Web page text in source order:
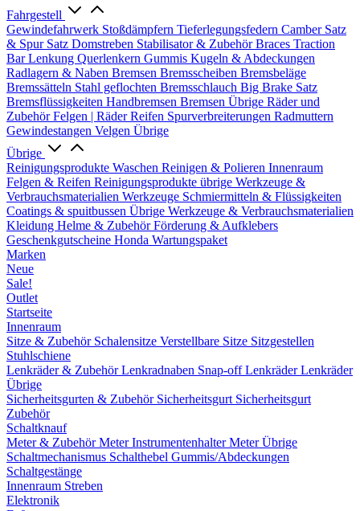
Fahrgestell
Gewindefahrwerk Stoßdämpfern Tieferlegungsfedern Camber Satz
& Spur Satz Domstreben Stabilisator & ZubehörBraces Traction
BarLenkung Querlenkern Gummis Kugeln & Abdeckungen
Radlagern & Naben Bremsen Bremsscheiben Bremsbeläge
Bremssätteln Stahl geflochten Bremsschlauch Big Brake Satz
Bremsflüssigkeiten Handbremsen Bremsen Übrige Räder und
ZubehörFelgen | RäderReifen Spurverbreiterungen Radmuttern
Gewindestangen Velgen Übrige
Übrige
Reinigungsprodukte Waschen Reinigen & Polieren Innenraum
Felgen & Reifen Reinigungsprodukte übrige Werkzeuge &
Verbrauchsmaterialien Werkzeuge Schmiermitteln & Flüssigkeiten
Coatings & spuitbussen Übrige Werkzeuge & Verbrauchsmaterialien
Kleidung Helme & ZubehörFörderung & Aufklebers
Geschenkgutscheine Honda Wartungspaket
Marken
Neue
Sale!
Outlet
Startseite
Innenraum
Sitze & Zubehör Schalensitze Verstellbare Sitze Sitzgestellen
Stuhlschiene
Lenkräder & ZubehörLenkradnaben Snap-offLenkräderLenkräder
Übrige
Sicherheitsgurten & Zubehör Sicherheitsgurt Sicherheitsgurt
Zubehör
Schaltknauf
Meter & ZubehörMeterInstrumentenhalterMeter Übrige
Schaltmechanismus Schalthebel Gummis/Abdeckungen
Schaltgestänge
Innenraum Streben
Elektronik